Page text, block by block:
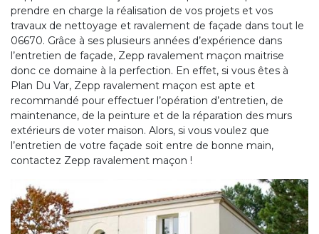
prendre en charge la réalisation de vos projets et vos
travaux de nettoyage et ravalement de façade dans tout le
06670. Grâce à ses plusieurs années d’expérience dans
l’entretien de façade, Zepp ravalement maçon maitrise
donc ce domaine à la perfection. En effet, si vous êtes à
Plan Du Var, Zepp ravalement maçon est apte et
recommandé pour effectuer l’opération d’entretien, de
maintenance, de la peinture et de la réparation des murs
extérieurs de voter maison. Alors, si vous voulez que
l’entretien de votre façade soit entre de bonne main,
contactez Zepp ravalement maçon !